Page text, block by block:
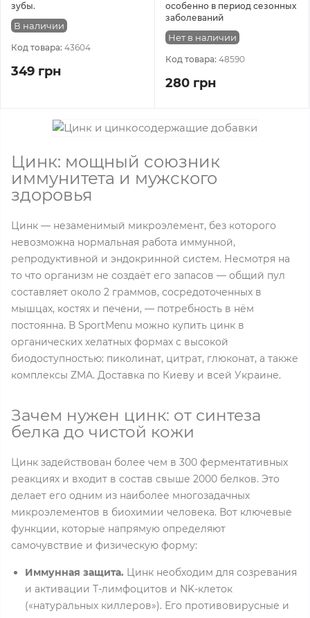
зубы.
В наличии
Код товара: 43604
349 грн
особенно в период сезонных
заболеваний
Нет в наличии
Код товара: 48590
280 грн
Цинк: мощный союзник
иммунитета и мужского
здоровья
Цинк — незаменимый микроэлемент, без которого
невозможна нормальная работа иммунной,
репродуктивной и эндокринной систем. Несмотря на
то что организм не создаёт его запасов — общий пул
составляет около 2 граммов, сосредоточенных в
мышцах, костях и печени, — потребность в нём
постоянна. В SportMenu можно купить цинк в
органических хелатных формах с высокой
биодоступностью: пиколинат, цитрат, глюконат, а также
комплексы ZMA. Доставка по Киеву и всей Украине.
Зачем нужен цинк: от синтеза
белка до чистой кожи
Цинк задействован более чем в 300 ферментативных
реакциях и входит в состав свыше 2000 белков. Это
делает его одним из наиболее многозадачных
микроэлементов в биохимии человека. Вот ключевые
функции, которые напрямую определяют
самочувствие и физическую форму:
Иммунная защита. Цинк необходим для созревания
и активации Т-лимфоцитов и NK-клеток
(«натуральных киллеров»). Его противовирусные и